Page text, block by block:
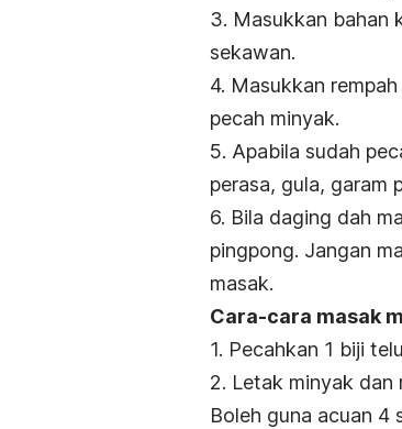
3. Masukkan bahan
sekawan.
4. Masukkan
pecah minyak.
5. Apabila sudah
perasa, gula, garam
6. Bila daging dah
pingpong. Jangan
masak.
Cara-cara masak
1. Pecahkan 1 biji
2. Letak minyak dan
Boleh guna acuan 4